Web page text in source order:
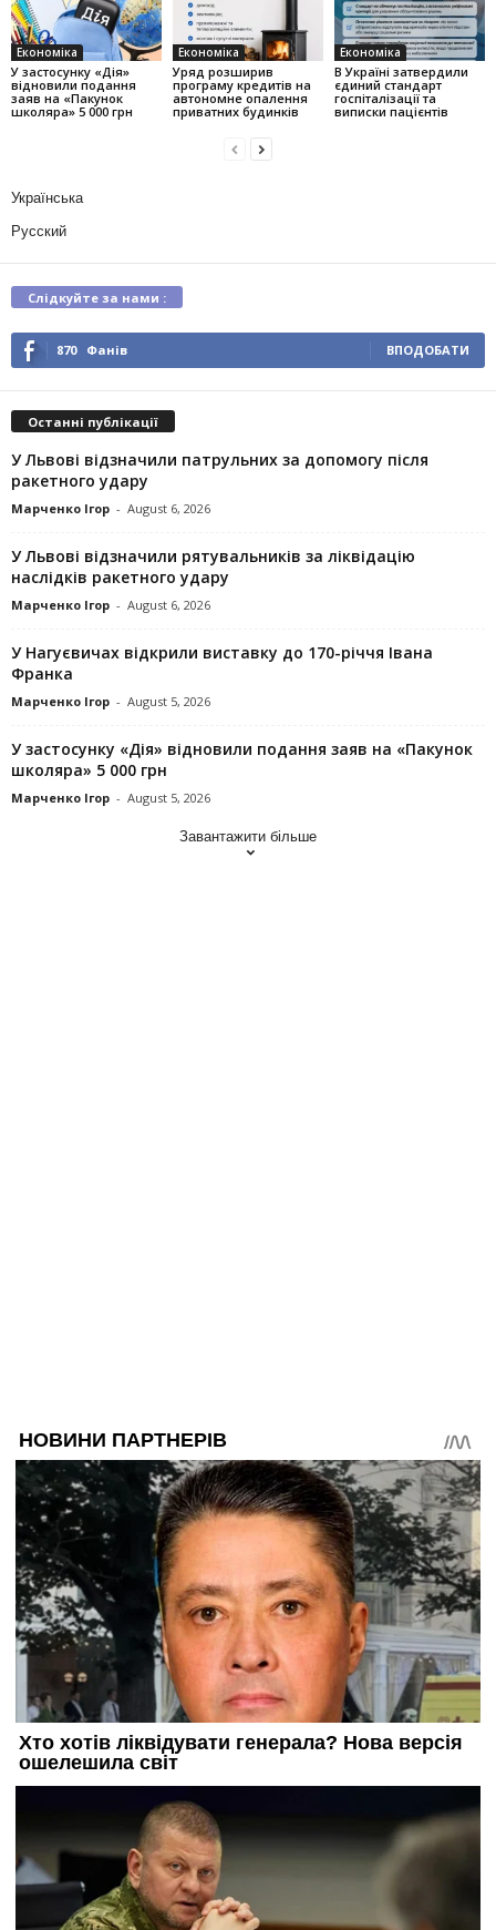
Економіка
У застосунку «Дія»
відновили подання
заяв на «Пакунок
школяра» 5 000 грн
Економіка
Уряд розширив
програму кредитів на
автономне опалення
приватних будинків
Економіка
В Україні затвердили
єдиний стандарт
госпіталізації та
виписки пацієнтів
Українська
Русский
Слідкуйте за нами :
870 Фанів ВПОДОБАТИ
Останні публікації
У Львові відзначили патрульних за допомогу після
ракетного удару
Марченко Ігор - August 6, 2026
У Львові відзначили рятувальників за ліквідацію
наслідків ракетного удару
Марченко Ігор - August 6, 2026
У Нагуєвичах відкрили виставку до 170-річчя Івана
Франка
Марченко Ігор - August 5, 2026
У застосунку «Дія» відновили подання заяв на «Пакунок
школяра» 5 000 грн
Марченко Ігор - August 5, 2026
Завантажити більше